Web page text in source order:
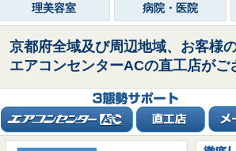
理美容室 病院・医院
京都府全域及び周辺地域、お客様
エアコンセンターACの直工店がご